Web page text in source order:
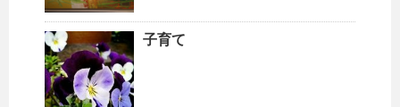
子育て